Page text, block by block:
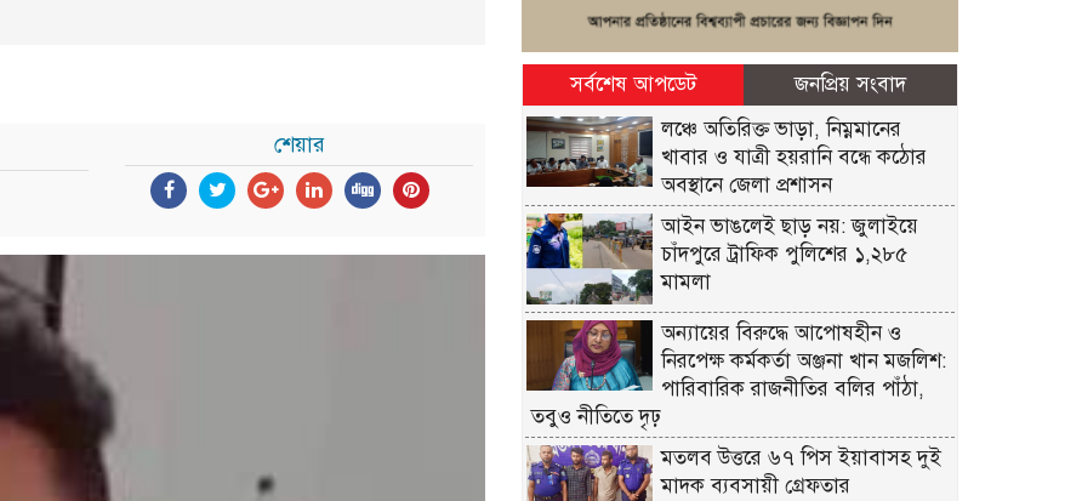
শেয়ার
সর্বশেষ আপডেট
জনপ্রিয় সংবাদ
লঞ্চে অতিরিক্ত ভাড়া, নিম্নমানের
খাবার ও যাত্রী হয়রানি বন্ধে কঠোর
অবস্থানে জেলা প্রশাসন
আইন ভাঙলেই ছাড় নয়: জুলাইয়ে
চাঁদপুরে ট্রাফিক পুলিশের ১,২৮৫
মামলা
অন্যায়ের বিরুদ্ধে আপোষহীন ও
নিরপেক্ষ কর্মকর্তা অঞ্জনা খান মজলিশ:
পারিবারিক রাজনীতির বলির পাঁঠা,
তবুও নীতিতে দৃঢ়
মতলব উত্তরে ৬৭ পিস ইয়াবাসহ দুই
মাদক ব্যবসায়ী গ্রেফতার